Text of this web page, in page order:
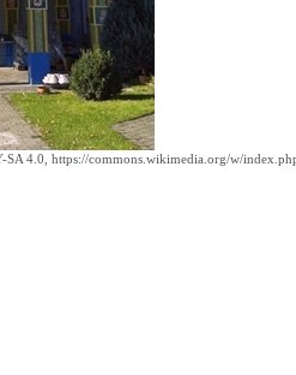
SA 4.0, https://commons.wikimedia.org/w/